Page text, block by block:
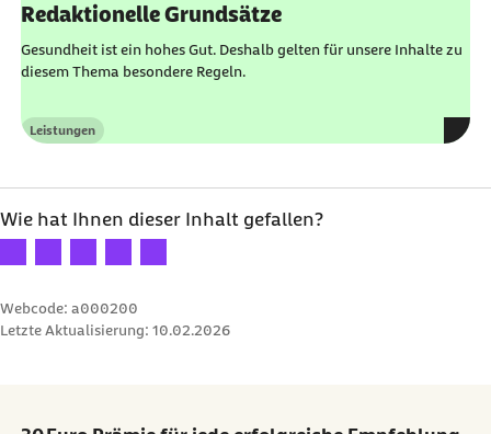
Redaktionelle Grundsätze
Gesundheit ist ein hohes Gut. Deshalb gelten für unsere Inhalte zu
diesem Thema besondere Regeln.
Kategorie
Leistungen
Wie hat Ihnen dieser Inhalt gefallen?
Ihre Bewertung: 1 Stern
Ihre Bewertung: 2 Sterne
Ihre Bewertung: 3 Sterne
Ihre Bewertung: 4 Sterne
Ihre Bewertung: 5 Sterne
Webcode: a000200
Letzte Aktualisierung: 10.02.2026